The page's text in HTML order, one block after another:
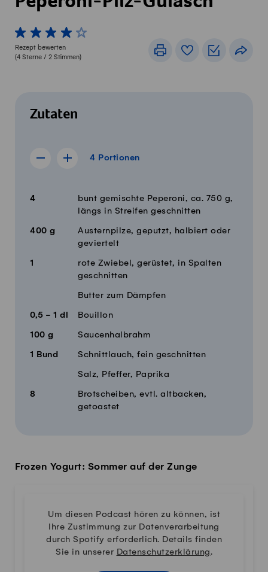
1 von 5 Sterne
2 von 5 Sterne
3 von 5 Sterne
4 von 5 Sterne
5 von 5 Sterne
Rezept bewerten
(4 Sterne / 2 Stimmen)
DruckenRezeptbuch
Zutaten
4 Portionen
Rezept für 3 Portionen anzeigen
Rezept für 5 Portionen anzeigen
4 Portionen
Menge Zutaten
4
bunt gemischte Peperoni, ca. 750 g,
längs in Streifen geschnitten
400 g
Austernpilze, geputzt, halbiert oder
geviertelt
1
rote Zwiebel, gerüstet, in Spalten
geschnitten
Butter zum Dämpfen
0,5 - 1 dl Bouillon
100 g Saucenhalbrahm
1 Bund Schnittlauch, fein geschnitten
Salz, Pfeffer, Paprika
8
Brotscheiben, evtl. altbacken,
getoastet
Frozen Yogurt: Sommer auf der Zunge
Um diesen Podcast hören zu können, ist
Ihre Zustimmung zur Datenverarbeitung
durch Spotify erforderlich. Details finden
Sie in unserer Datenschutzerklärung.